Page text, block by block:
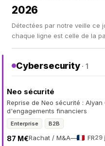
2026
Détectées par notre veille ce
chaque ligne est celle de la
Cybersecurity · 1
Neo sécurité
Reprise de Neo sécurité :
d'engagements financiers
Enterprise B2B
Rachat / M&A
87 M€ — FR29